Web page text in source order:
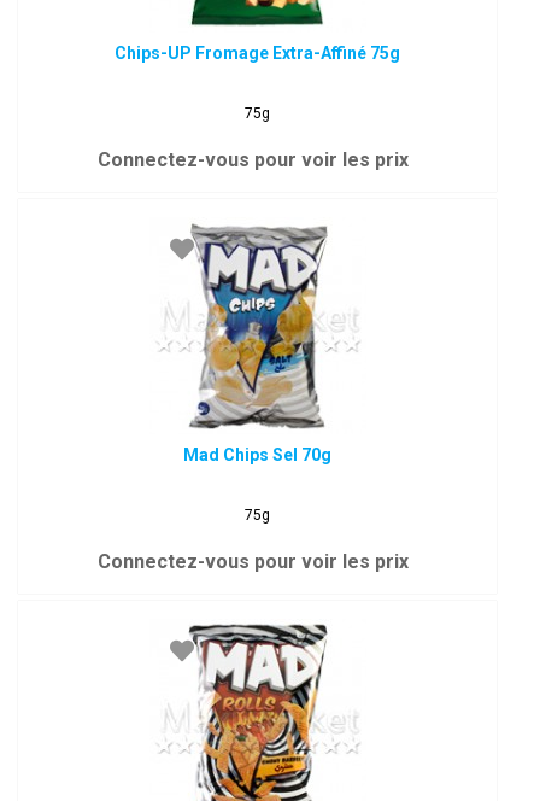
Chips-UP Fromage Extra-Affiné 75g
75g
Connectez-vous pour voir les prix
Mad Chips Sel 70g
75g
Connectez-vous pour voir les prix